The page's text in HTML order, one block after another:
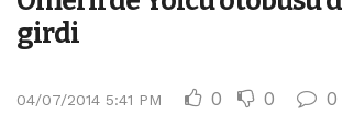
girdi
04/07/2014 5:41 PM 0 0 0